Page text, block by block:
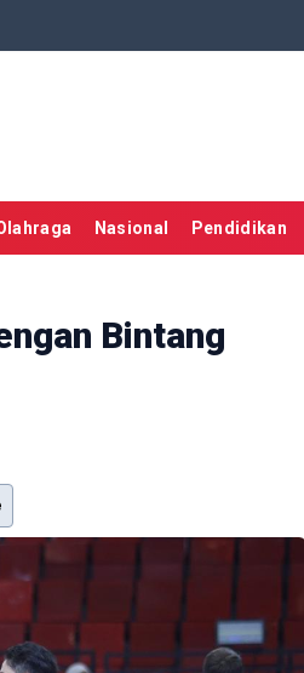
Nasional Pendidikan
Bintang